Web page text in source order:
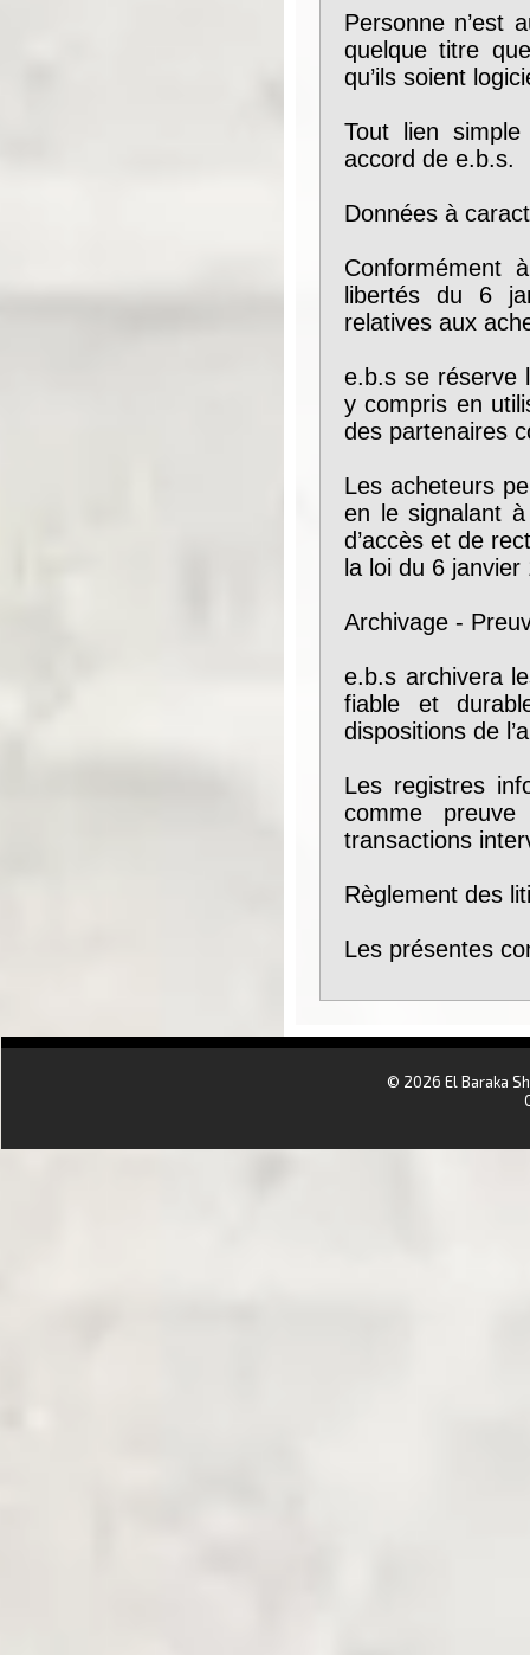
Personne n’est
quelque titre
qu’ils soient
Tout lien
accord de e.b.s.
Données à
Conformément
libertés du 6
relatives aux
e.b.s se réserve
y compris en
des partenaires
Les acheteurs
en le signalant
d’accès et de
la loi du 6 janvier
Archivage -
e.b.s archivera
fiable et
dispositions de
Les registres
comme preuve
transactions
Règlement des
Les présentes
© 2026 El Baraka